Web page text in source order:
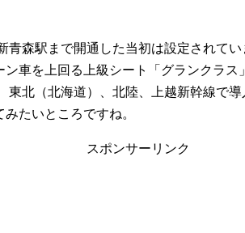
青森駅まで開通した当初は設定されて
ン車を上回る上級シート「グランクラス
東北（北海道）、北陸、上越新幹線で導
たいところですね。
スポンサーリンク